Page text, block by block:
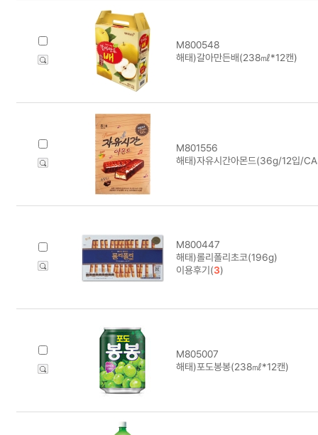
M800548
해태)갈아만든배(238㎖*12캔)
M801556
해태)자유시간아몬드(36g/12입/
M800447
해태)롤리폴리초코(196g)
이용후기(3)
M805007
해태)포도봉봉(238㎖*12캔)